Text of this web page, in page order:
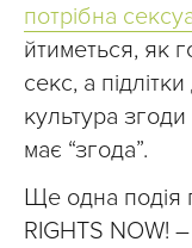
потрібна
йтиметься, як
секс, а
культура
має “згода”.
Ще одна подія
RIGHTS NOW!